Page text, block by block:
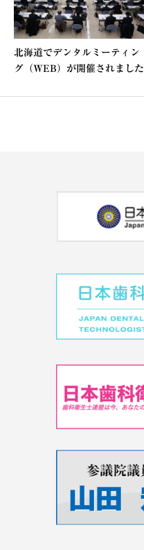
北海道でデンタルミーティン
グ（WEB）が開催されました